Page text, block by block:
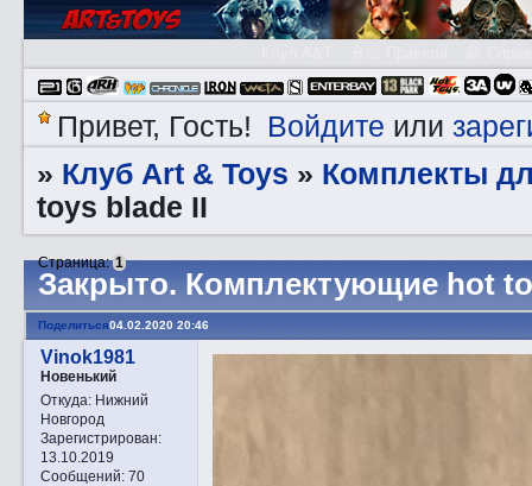
Привет, Гость! Войдите или
» Клуб Art & Toys » Комплекты
toys blade II
Закрытo. Комплектующие hot
Страница:1
Поделиться04.02.2020 20:46
Vinok1981
Новенький
Откуда:Нижний
Новгород
Зарегистрирован:
13.10.2019
Сообщений:70